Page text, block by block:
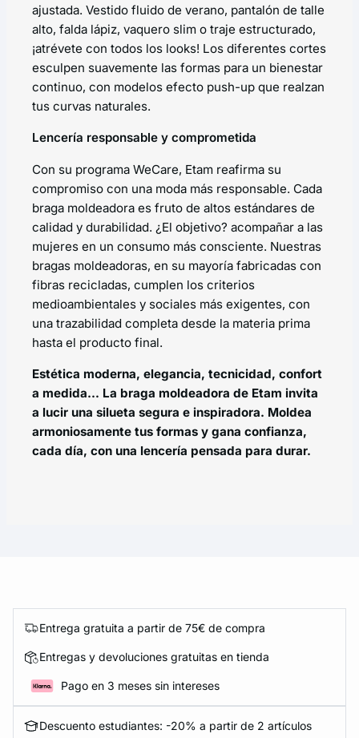
ajustada. Vestido fluido de verano, pantalón de talle
alto, falda lápiz, vaquero slim o traje estructurado,
¡atrévete con todos los looks! Los diferentes cortes
esculpen suavemente las formas para un bienestar
continuo, con modelos efecto push-up que realzan
tus curvas naturales.
Lencería responsable y comprometida
Con su programa WeCare, Etam reafirma su
compromiso con una moda más responsable. Cada
braga moldeadora es fruto de altos estándares de
calidad y durabilidad. ¿El objetivo? acompañar a las
mujeres en un consumo más consciente. Nuestras
bragas moldeadoras, en su mayoría fabricadas con
fibras recicladas, cumplen los criterios
medioambientales y sociales más exigentes, con
una trazabilidad completa desde la materia prima
hasta el producto final.
Estética moderna, elegancia, tecnicidad, confort
a medida… La braga moldeadora de Etam invita
a lucir una silueta segura e inspiradora. Moldea
armoniosamente tus formas y gana confianza,
cada día, con una lencería pensada para durar.
Entrega gratuita a partir de 75€ de compra
Entregas y devoluciones gratuitas en tienda
Pago en 3 meses sin intereses
Descuento estudiantes: -20% a partir de 2 artículos